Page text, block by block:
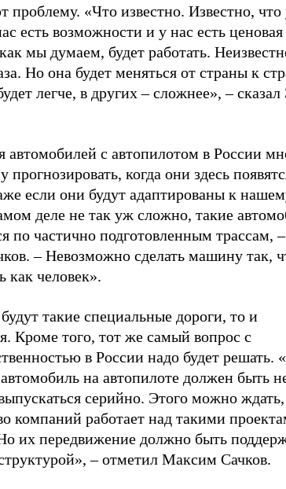
проблему. «Что известно. Известно, что
есть возможности и у нас есть ценовая
мы думаем, будет работать.
Но она будет меняться от страны к
легче, в других – сложнее», –
автомобилей с автопилотом в России
когда они здесь
если они будут адаптированы к
деле не так уж сложно, такие
по частично подготовленным трассам, –
– Невозможно сделать машину так,
как человек».
такие специальные дороги, то и
Кроме того, тот же самый вопрос с
в России надо будет решать.
на автопилоте должен быть
серийно. Этого можно ждать,
компаний работает над такими
их передвижение должно быть
– отметил Максим Сачков.